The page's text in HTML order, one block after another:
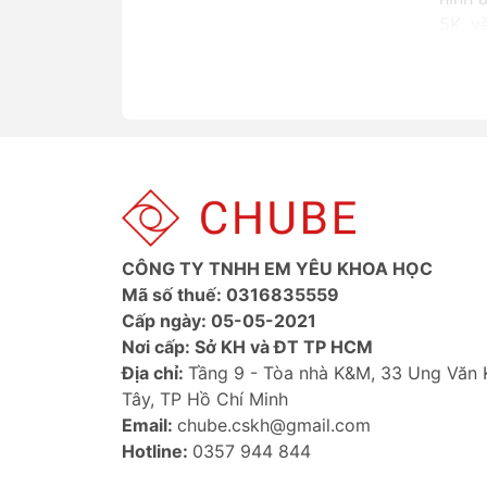
2.
3.
Hỗ
CÔNG TY TNHH EM YÊU KHOA HỌC
Mã số thuế: 0316835559
Cấp ngày: 05-05-2021
Nơi cấp: Sở KH và ĐT TP HCM
Địa chỉ: Tầng 9 - Tòa nhà K&M, 33 Ung Văn
Tây, TP Hồ Chí Minh
Email: chube.cskh@gmail.com
Hotline: 0357 944 844